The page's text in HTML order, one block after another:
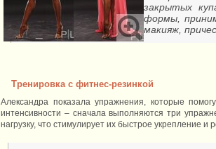
закрытых
формы,
макияж,
Тренировка с фитнес-резинкой
Александра показала упражнения, которые
интенсивности – сначала выполняются три
нагрузку, что стимулирует их быстрое укрепление и